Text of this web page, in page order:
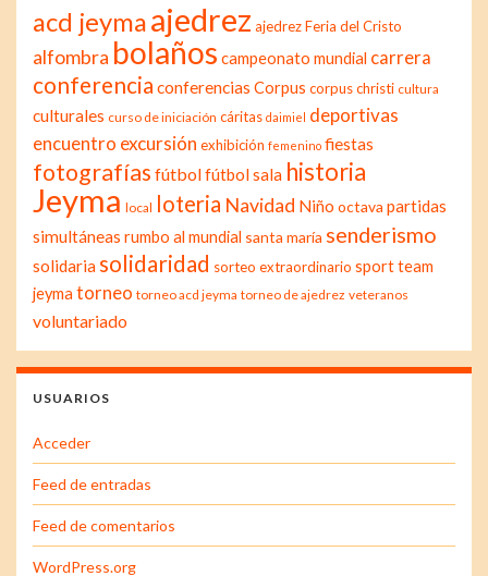
acd jeymaajedrez ajedrez Feria del Cristo
alfombra bolaños campeonato mundial carrera
conferencia conferencias Corpus corpus christi cultura
culturales curso de iniciación cáritas daimiel deportivas
encuentro excursión exhibición femenino fiestas
fotografías fútbolfútbol sala historia
Jeyma local loteria Navidad Niño octava partidas
simultáneas rumbo al mundial santa maría senderismo
solidariasolidaridad sorteo extraordinario sport team
jeyma torneo torneo acd jeyma torneo de ajedrez veteranos
voluntariado
USUARIOS
Acceder
Feed de entradas
Feed de comentarios
WordPress.org